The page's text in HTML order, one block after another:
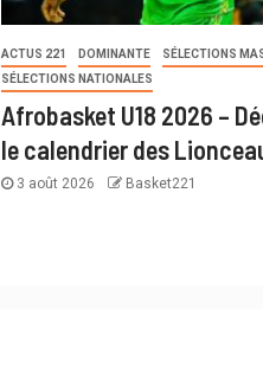
ACTUS 221 DOMINANTE
SÉLECTIONS
SÉLECTIONS NATIONALES
Afrobasket U18 2026 –
le calendrier des
3 août 2026 Basket221